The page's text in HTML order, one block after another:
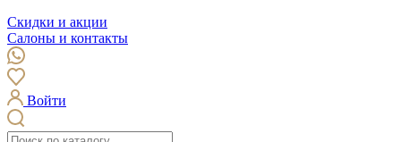
Скидки и акции
Салоны и контакты
Войти